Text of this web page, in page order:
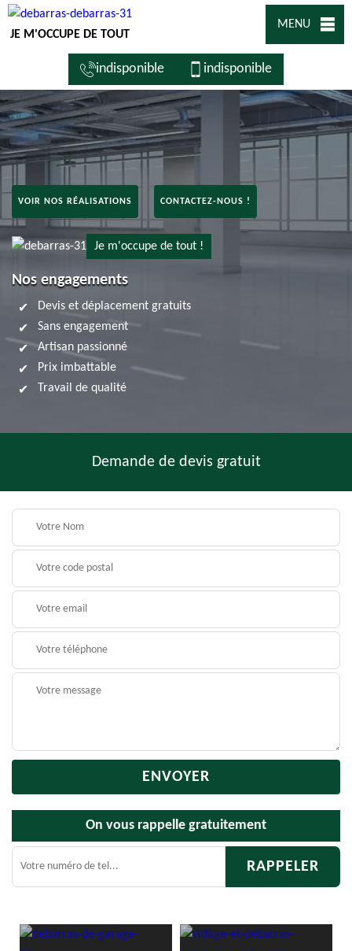
JE M'OCCUPE DE TOUT
MENU
indisponible indisponible
VOIR NOS RÉALISATIONS CONTACTEZ-NOUS !
Je m'occupe de tout !
Nos engagements
Devis et déplacement gratuits
Sans engagement
Artisan passionné
Prix imbattable
Travail de qualité
Demande de devis gratuit
On vous rappelle gratuitement